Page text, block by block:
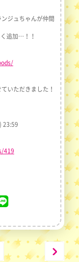
ジュちゃんが仲間
追加…！！
いただきました！
23:59
419
Line
NEXT